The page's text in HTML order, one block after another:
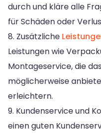
durch und kläre alle
für Schäden oder
8. Zusätzliche
Leistungen wie
Montageservice, die
möglicherweise
erleichtern.
9. Kundenservice und
einen guten